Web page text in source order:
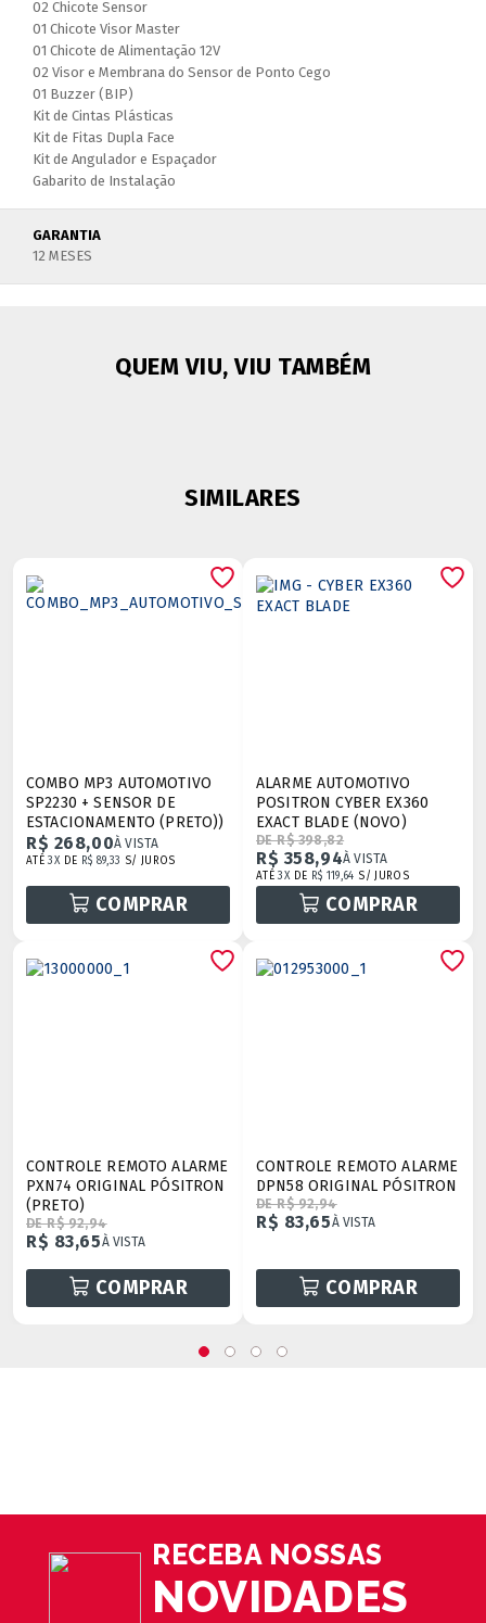
02 Chicote Sensor
01 Chicote Visor Master
01 Chicote de Alimentação 12V
02 Visor e Membrana do Sensor de Ponto Cego
01 Buzzer (BIP)
Kit de Cintas Plásticas
Kit de Fitas Dupla Face
Kit de Angulador e Espaçador
Gabarito de Instalação
GARANTIA
12 MESES
QUEM VIU, VIU TAMBÉM
SIMILARES
COMBO MP3 AUTOMOTIVO
SP2230 + SENSOR DE
ESTACIONAMENTO (PRETO))
R$ 268,00À VISTA
ATÉ3XDE R$ 89,33 S/ JUROS
COMPRAR
ALARME AUTOMOTIVO
POSITRON CYBER EX360
EXACT BLADE (NOVO)
DE R$ 398,82
R$ 358,94À VISTA
ATÉ3XDE R$ 119,64 S/ JUROS
COMPRAR
CONTROLE REMOTO ALARME
PXN74 ORIGINAL PÓSITRON
(PRETO)
DE R$ 92,94
R$ 83,65À VISTA
COMPRAR
CONTROLE REMOTO ALARME
DPN58 ORIGINAL PÓSITRON
DE R$ 92,94
R$ 83,65À VISTA
COMPRAR
RECEBA NOSSAS
NOVIDADES